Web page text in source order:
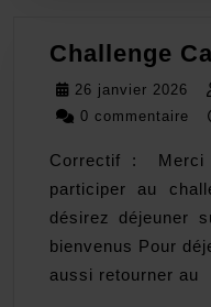
Challenge
26 janvier 2026
26
0 commentaire
Correctif : Merci
participer au
désirez déjeuner
bienvenus Pour
aussi retourner au